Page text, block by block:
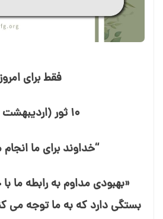
فقط برای
۱۰ ثور (اردیبهشت ماه)
“خداوند برای ما
«بهبودی مداوم به رابطه ما
بستگی دارد که به ما توجه می⁯